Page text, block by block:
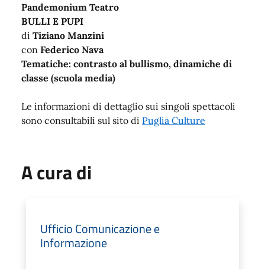
Pandemonium Teatro
BULLI E PUPI
di Tiziano Manzini
con Federico Nava
Tematiche: contrasto al bullismo, dinamiche di
classe (scuola media)
Le informazioni di dettaglio sui singoli spettacoli
sono consultabili sul sito di Puglia Culture
A cura di
Ufficio Comunicazione e
Informazione